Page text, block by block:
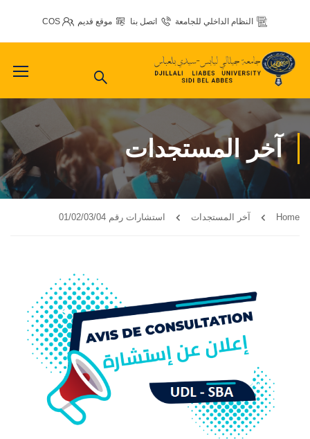
النظام الداخلي للجامعة اتصل بنا موقع قديم COS
آخر المستجدات
Home آخر المستجدات استشارات رقم 01/02/03/04